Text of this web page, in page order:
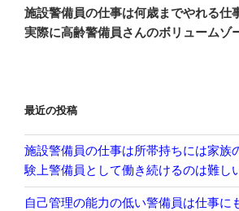
ー
シ
の
投
施設警備員の仕事は何歳までやれる仕
実際に高齢警備員さんのボリュームゾ
最近の投稿
施設警備員の仕事は所帯持ちには家族
験上警備員として働き続けるのは難し
自己管理の能力の低い警備員は仕事に